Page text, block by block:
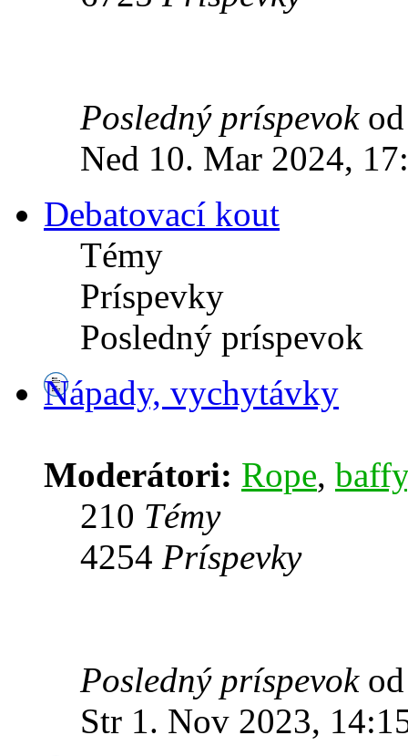
Posledný príspevok
Ned 10. Mar 2024,
Debatovací kout
Témy
Príspevky
Posledný príspevok
Nápady, vychytávky
Moderátori: Rope, baffy
210 Témy
4254 Príspevky
Posledný príspevok
Str 1. Nov 2023,